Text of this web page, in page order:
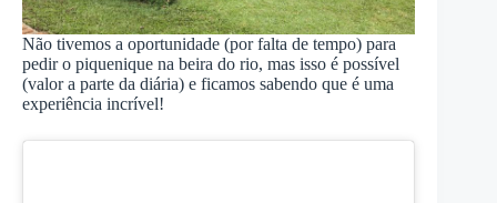
Não tivemos a oportunidade (por falta de tempo) para
pedir o piquenique na beira do rio, mas isso é possível
(valor a parte da diária) e ficamos sabendo que é uma
experiência incrível!